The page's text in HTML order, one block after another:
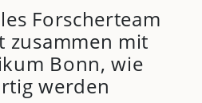
Forscherteam
zusammen mit
Bonn, wie
werden